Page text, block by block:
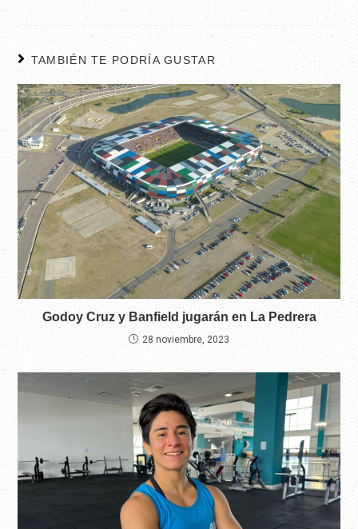
TAMBIÉN TE PODRÍA GUSTAR
Godoy Cruz y Banfield jugarán en La Pedrera
28 noviembre, 2023